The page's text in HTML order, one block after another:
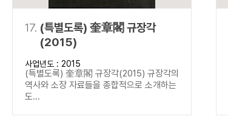
17. (특별도록) 奎章閣 규장각
(2015)
사업년도 : 2015
(특별도록) 奎章閣 규장각(2015) 규장각의
역사와 소장 자료들을 종합적으로 소개하는
도...